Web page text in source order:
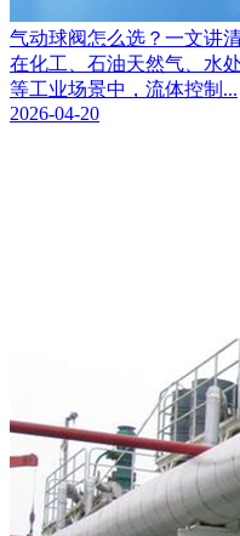
气动球阀怎么选？一文讲
在化工、石油天然气、水
等工业场景中，流体控制...
2026-04-20